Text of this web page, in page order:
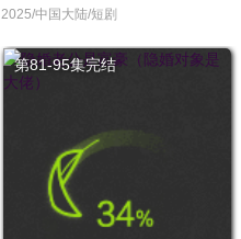
2025/中国大陆/短剧
第81-95集完结